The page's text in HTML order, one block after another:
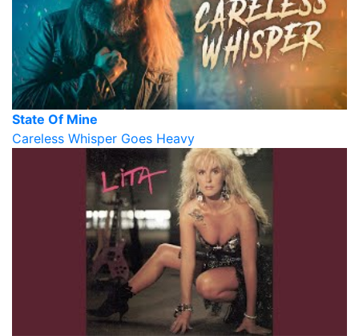
State Of Mine
Careless Whisper Goes Heavy